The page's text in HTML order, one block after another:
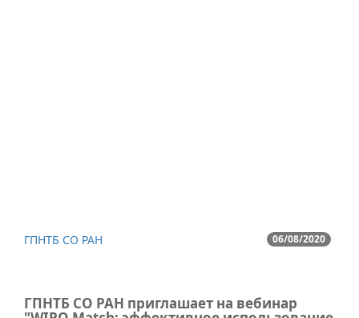
06/08/2020
ГПНТБ СО РАН
ГПНТБ СО РАН приглашает на вебинар